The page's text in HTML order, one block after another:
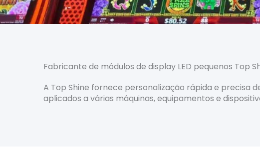
Fabricante de módulos de display LED pequenos Top
A Top Shine fornece personalização rápida e precisa
aplicados a várias máquinas, equipamentos e